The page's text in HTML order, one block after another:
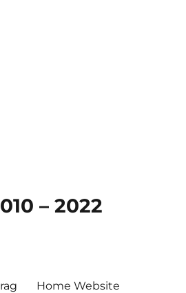
– 2022
Home Website